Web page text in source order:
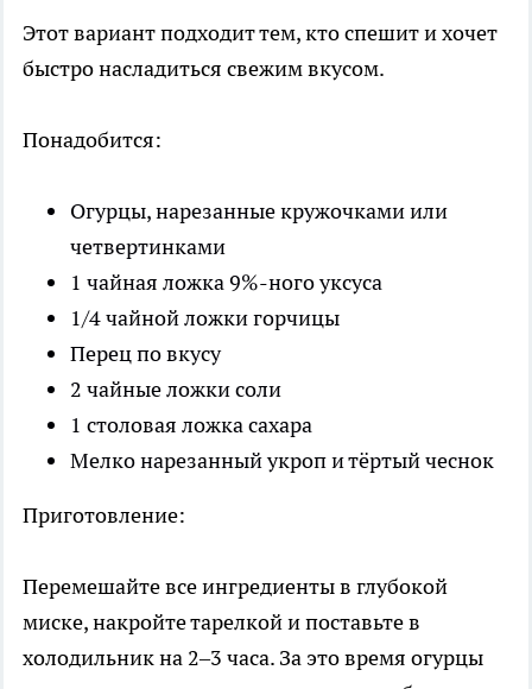
Этот вариант подходит тем, кто спешит и хочет
быстро насладиться свежим вкусом.
Понадобится:
Огурцы, нарезанные кружочками или
четвертинками
1 чайная ложка 9%-ного уксуса
1/4 чайной ложки горчицы
Перец по вкусу
2 чайные ложки соли
1 столовая ложка сахара
Мелко нарезанный укроп и тёртый чеснок
Приготовление:
Перемешайте все ингредиенты в глубокой
миске, накройте тарелкой и поставьте в
холодильник на 2–3 часа. За это время огурцы